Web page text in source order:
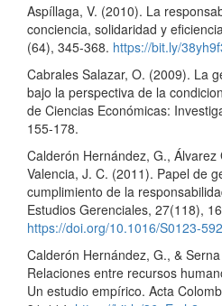
Aspíllaga, V. (2010). La
conciencia, solidaridad y
(64), 345-368. https://bit.ly/
Cabrales Salazar, O. (2009). La
bajo la perspectiva de la
de Ciencias Económicas:
155-178.
Calderón Hernández, G.,
Valencia, J. C. (2011). Papel de
cumplimiento de la
Estudios Gerenciales, 27(118),
https://doi.org/10.1016/S0123-
Calderón Hernández, G., &
Relaciones entre recursos
Un estudio empírico. Acta